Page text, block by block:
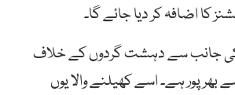
کا اضافہ کر دیا جائے گا۔
کی جانب سے دہشت گردوں کے خلاف
بھرپور ہے۔ اسے کھیلنے والا یوں